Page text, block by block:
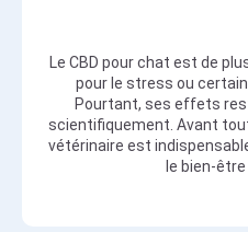
Le CBD pour chat est de
pour le stress ou
Pourtant, ses effets
scientifiquement. Avant
vétérinaire est
le bien-être